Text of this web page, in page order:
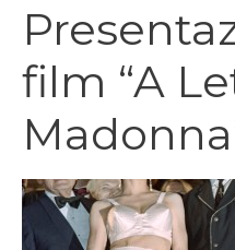
film “A